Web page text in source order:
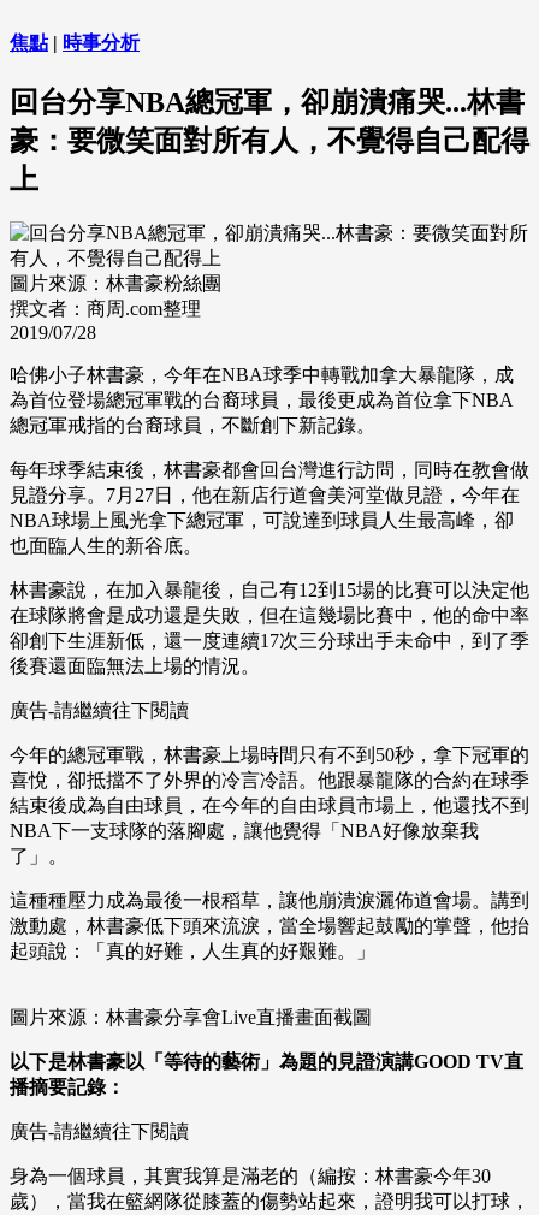
焦點| 時事分析
回台分享NBA總冠軍，卻崩潰痛哭...林書
豪：要微笑面對所有人，不覺得自己配得
上
圖片來源：林書豪粉絲團
撰文者：商周.com整理
2019/07/28
哈佛小子林書豪，今年在NBA球季中轉戰加拿大暴龍隊，成
為首位登場總冠軍戰的台裔球員，最後更成為首位拿下NBA
總冠軍戒指的台裔球員，不斷創下新記錄。
每年球季結束後，林書豪都會回台灣進行訪問，同時在教會做
見證分享。7月27日，他在新店行道會美河堂做見證，今年在
NBA球場上風光拿下總冠軍，可說達到球員人生最高峰，卻
也面臨人生的新谷底。
林書豪說，在加入暴龍後，自己有12到15場的比賽可以決定他
在球隊將會是成功還是失敗，但在這幾場比賽中，他的命中率
卻創下生涯新低，還一度連續17次三分球出手未命中，到了季
後賽還面臨無法上場的情況。
廣告-請繼續往下閱讀
今年的總冠軍戰，林書豪上場時間只有不到50秒，拿下冠軍的
喜悅，卻抵擋不了外界的冷言冷語。他跟暴龍隊的合約在球季
結束後成為自由球員，在今年的自由球員市場上，他還找不到
NBA下一支球隊的落腳處，讓他覺得「NBA好像放棄我
了」。
這種種壓力成為最後一根稻草，讓他崩潰淚灑佈道會場。講到
激動處，林書豪低下頭來流淚，當全場響起鼓勵的掌聲，他抬
起頭說：「真的好難，人生真的好艱難。」
圖片來源：林書豪分享會Live直播畫面截圖
以下是林書豪以「等待的藝術」為題的見證演講GOOD TV直
播摘要記錄：
廣告-請繼續往下閱讀
身為一個球員，其實我算是滿老的（編按：林書豪今年30
歲），當我在籃網隊從膝蓋的傷勢站起來，證明我可以打球，